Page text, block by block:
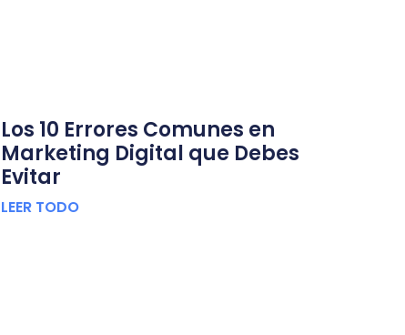
Los 10 Errores Comunes en
Marketing Digital que Debes
Evitar
LEER TODO